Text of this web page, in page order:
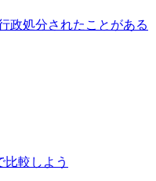
政処分されたことがある
比較しよう